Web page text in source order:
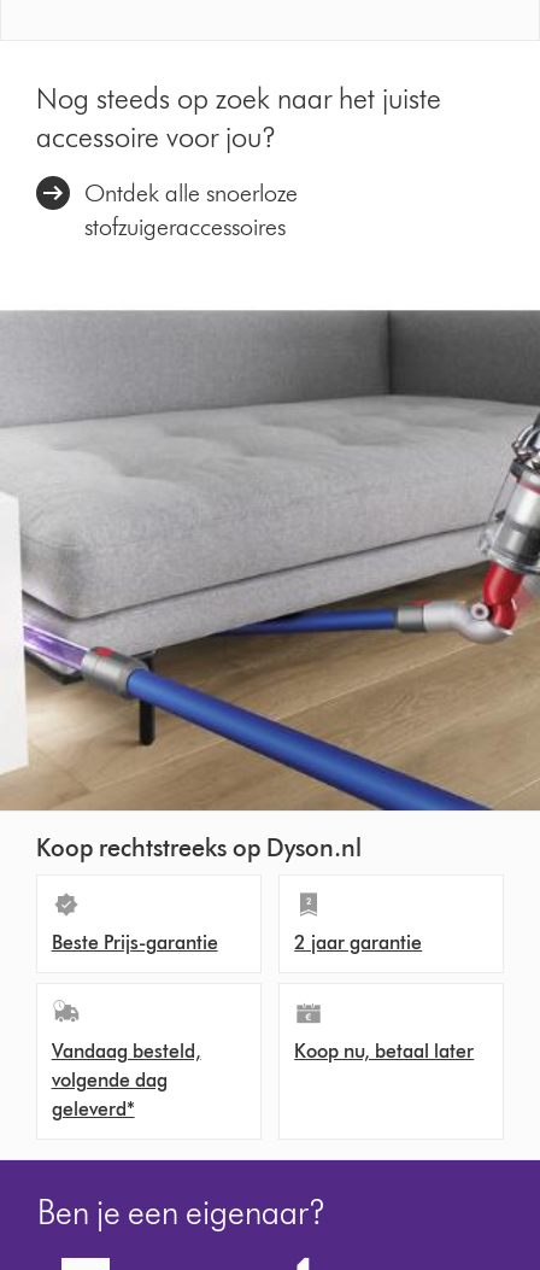
Nog steeds op zoek naar het juiste
accessoire voor jou?
Ontdek alle snoerloze
stofzuigeraccessoires
Koop rechtstreeks op Dyson.nl
Beste Prijs-garantie 2 jaar garantie
Vandaag besteld,
volgende dag
geleverd*
Koop nu, betaal later
Ben je een eigenaar?